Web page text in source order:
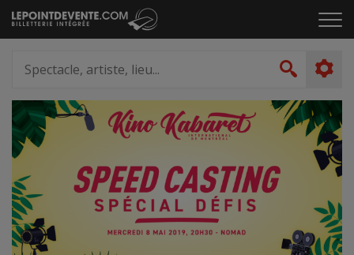
Passer
au
le
artiste,
lieu...